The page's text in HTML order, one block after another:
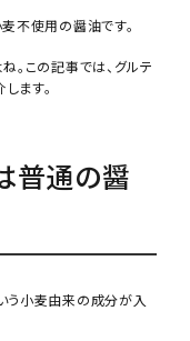
不使用の醤油です。
。この記事では、グルテ
ます。
普通の醤
う小麦由来の成分が入